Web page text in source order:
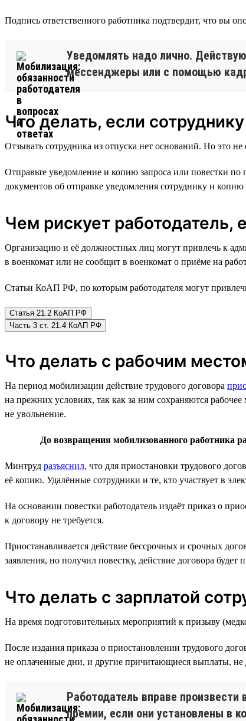
Подпись ответственного работника подтвердит, что вы
Уведомлять надо лично.
мессенджеры или с помощью
Что делать, если
Отзывать сотрудника из отпуска нет оснований. Но это
Отправьте уведомление и копию запроса или повестки
документов об отправке уведомления сотруднику и копию
Чем рискует работодатель,
Организацию и её должностных лиц могут привлечь к
в военкомат или не сообщит в военкомат о приёме на
Статьи КоАП РФ, по которым работодателя могут
Статья 21.2 КоАП РФ
Часть 3 ст. 21.4 КоАП РФ
Что делать с рабочим
На период мобилизации действие трудового договора
на прежних условиях, так как за ним сохраняются
не увольнение.
До возвращения мобилизованного работника
Минтруд разъяснил, что для приостановки трудового
её копию. Удалённые сотрудники и те, кто участвует в
На основании повестки работодатель издаёт приказ о
к договору не требуется.
Приостанавливается действие бессрочных и срочных
заявления, но получил повестку, действие договора будет
Что делать с зарплатой
На время подготовительных мероприятий к призыву
После издания приказа о приостановлении трудового
не оплаченные дни, и другие причитающиеся выплаты, не
Работодатель вправе
премии, если они установлены в